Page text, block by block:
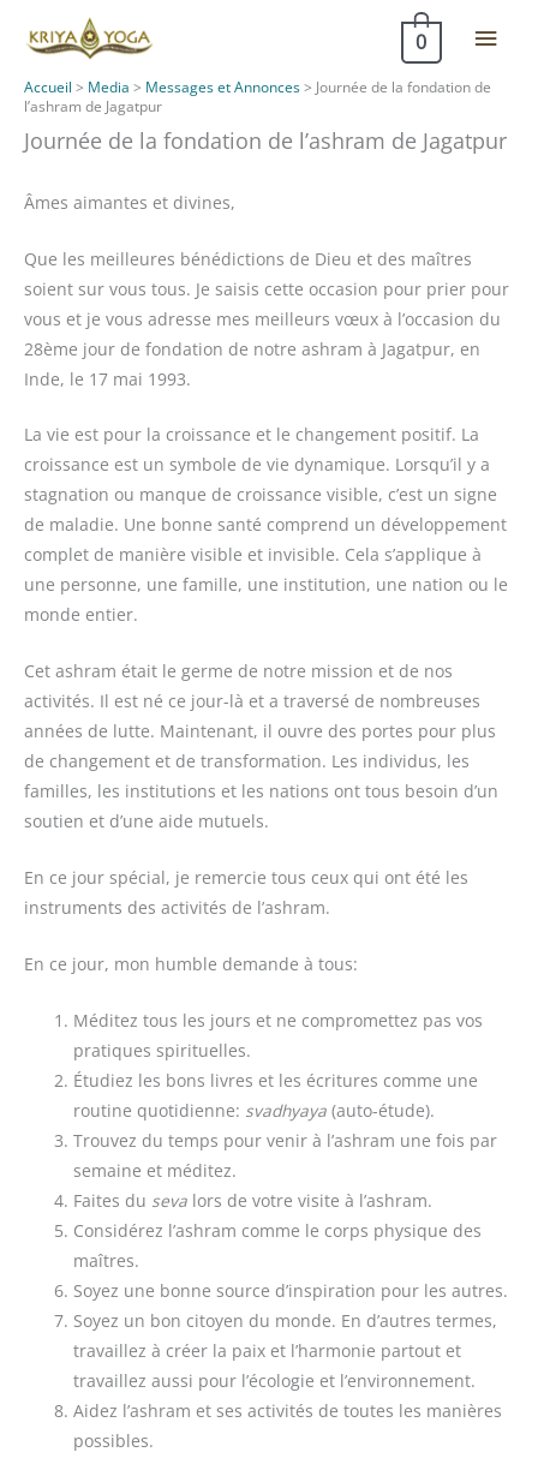
0
Accueil > Media > Messages et Annonces> Journée de la fondation de
l’ashram de Jagatpur
Journée de la fondation de l’ashram de Jagatpur
Âmes aimantes et divines,
Que les meilleures bénédictions de Dieu et des maîtres
soient sur vous tous. Je saisis cette occasion pour prier pour
vous et je vous adresse mes meilleurs vœux à l’occasion du
28ème jour de fondation de notre ashram à Jagatpur, en
Inde, le 17 mai 1993.
La vie est pour la croissance et le changement positif. La
croissance est un symbole de vie dynamique. Lorsqu’il y a
stagnation ou manque de croissance visible, c’est un signe
de maladie. Une bonne santé comprend un développement
complet de manière visible et invisible. Cela s’applique à
une personne, une famille, une institution, une nation ou le
monde entier.
Cet ashram était le germe de notre mission et de nos
activités. Il est né ce jour-là et a traversé de nombreuses
années de lutte. Maintenant, il ouvre des portes pour plus
de changement et de transformation. Les individus, les
familles, les institutions et les nations ont tous besoin d’un
soutien et d’une aide mutuels.
En ce jour spécial, je remercie tous ceux qui ont été les
instruments des activités de l’ashram.
En ce jour, mon humble demande à tous:
Méditez tous les jours et ne compromettez pas vos
pratiques spirituelles.
Étudiez les bons livres et les écritures comme une
routine quotidienne: svadhyaya (auto-étude).
Trouvez du temps pour venir à l’ashram une fois par
semaine et méditez.
Faites du seva lors de votre visite à l’ashram.
Considérez l’ashram comme le corps physique des
maîtres.
Soyez une bonne source d’inspiration pour les autres.
Soyez un bon citoyen du monde. En d’autres termes,
travaillez à créer la paix et l’harmonie partout et
travaillez aussi pour l’écologie et l’environnement.
Aidez l’ashram et ses activités de toutes les manières
possibles.